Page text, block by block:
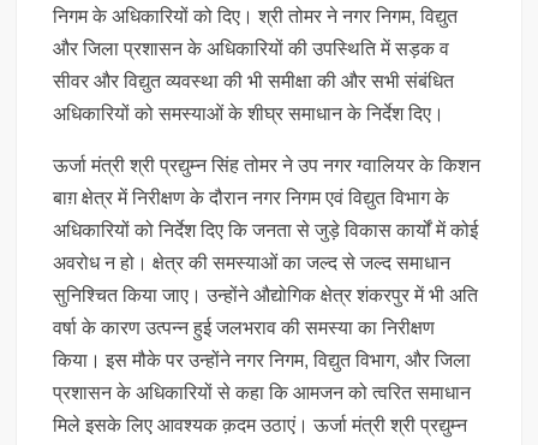
निगम के अधिकारियों को दिए। श्री तोमर ने नगर निगम, विद्युत
और जिला प्रशासन के अधिकारियों की उपस्थिति में सड़क व
सीवर और विद्युत व्यवस्था की भी समीक्षा की और सभी संबंधित
अधिकारियों को समस्याओं के शीघ्र समाधान के निर्देश दिए।
ऊर्जा मंत्री श्री प्रद्युम्न सिंह तोमर ने उप नगर ग्वालियर के किशन
बाग़ क्षेत्र में निरीक्षण के दौरान नगर निगम एवं विद्युत विभाग के
अधिकारियों को निर्देश दिए कि जनता से जुड़े विकास कार्यों में कोई
अवरोध न हो। क्षेत्र की समस्याओं का जल्द से जल्द समाधान
सुनिश्चित किया जाए। उन्होंने औद्योगिक क्षेत्र शंकरपुर में भी अति
वर्षा के कारण उत्पन्न हुई जलभराव की समस्या का निरीक्षण
किया। इस मौके पर उन्होंने नगर निगम, विद्युत विभाग, और जिला
प्रशासन के अधिकारियों से कहा कि आमजन को त्वरित समाधान
मिले इसके लिए आवश्यक क़दम उठाएं। ऊर्जा मंत्री श्री प्रद्युम्न